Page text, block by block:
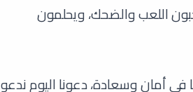
اللعب والضحك، ويحلمون
أمان وسعادة، دعونا اليوم ندعو